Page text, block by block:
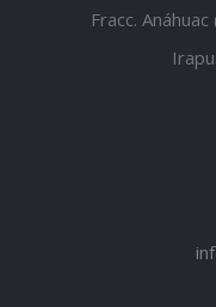
Fracc.